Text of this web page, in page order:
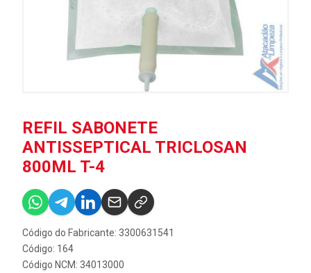
REFIL SABONETE
ANTISSEPTICAL TRICLOSAN
800ML T-4
Código do Fabricante: 3300631541
Código: 164
Código NCM: 34013000